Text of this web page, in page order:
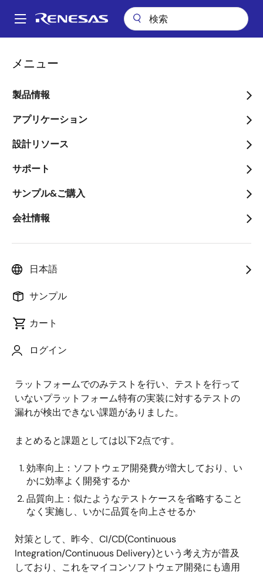
ン
Main
メニュー
製品情報
アプリケーション
設計リソース
サポート
サンプル&ご購入
会社情報
日本語
サンプル
カート
ログイン
パ
ン
く
ず
RXファミリのソフトウェアの歴史と今後の展望 #5
RXファミリのソフトウェ
アの歴史と今後の展望 #5
画
石黒 裕紀
います。ソフトウェア開発者は設計とコーディングに
ッケージ作成、マニュアル作成に追われます。一方、1
の場合、テスト工程の8割以上がプラットフォーム毎に
ラットフォームでのみテストを行い、テストを行って
いないプラットフォーム特有の実装に対するテストの
漏れが検出できない課題がありました。
まとめると課題としては以下2点です。
効率向上：ソフトウェア開発費が増大しており、い
かに効率よく開発するか
品質向上：似たようなテストケースを省略すること
なく実施し、いかに品質を向上させるか
対策として、昨今、CI/CD(Continuous
Integration/Continuous Delivery)という考え方が普及
しており、これをマイコンソフトウェア開発にも適用